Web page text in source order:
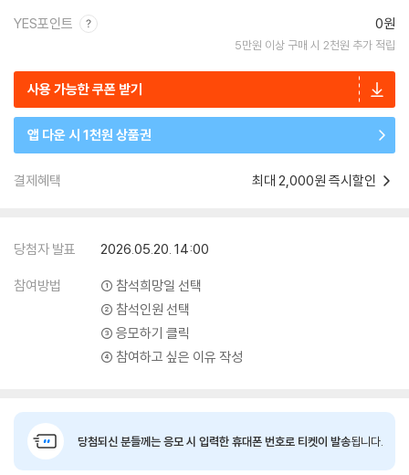
YES포인트 0원
5만원 이상 구매 시 2천원 추가 적립
사용 가능한 쿠폰 받기
앱 다운 시 1천원 상품권
결제혜택 최대 2,000원 즉시할인
당첨자 발표 2026.05.20. 14:00
참여방법
① 참석희망일 선택
② 참석인원 선택
③ 응모하기 클릭
④ 참여하고 싶은 이유 작성
당첨되신 분들께는 응모 시 입력한 휴대폰 번호로 티켓이 발송됩니다.